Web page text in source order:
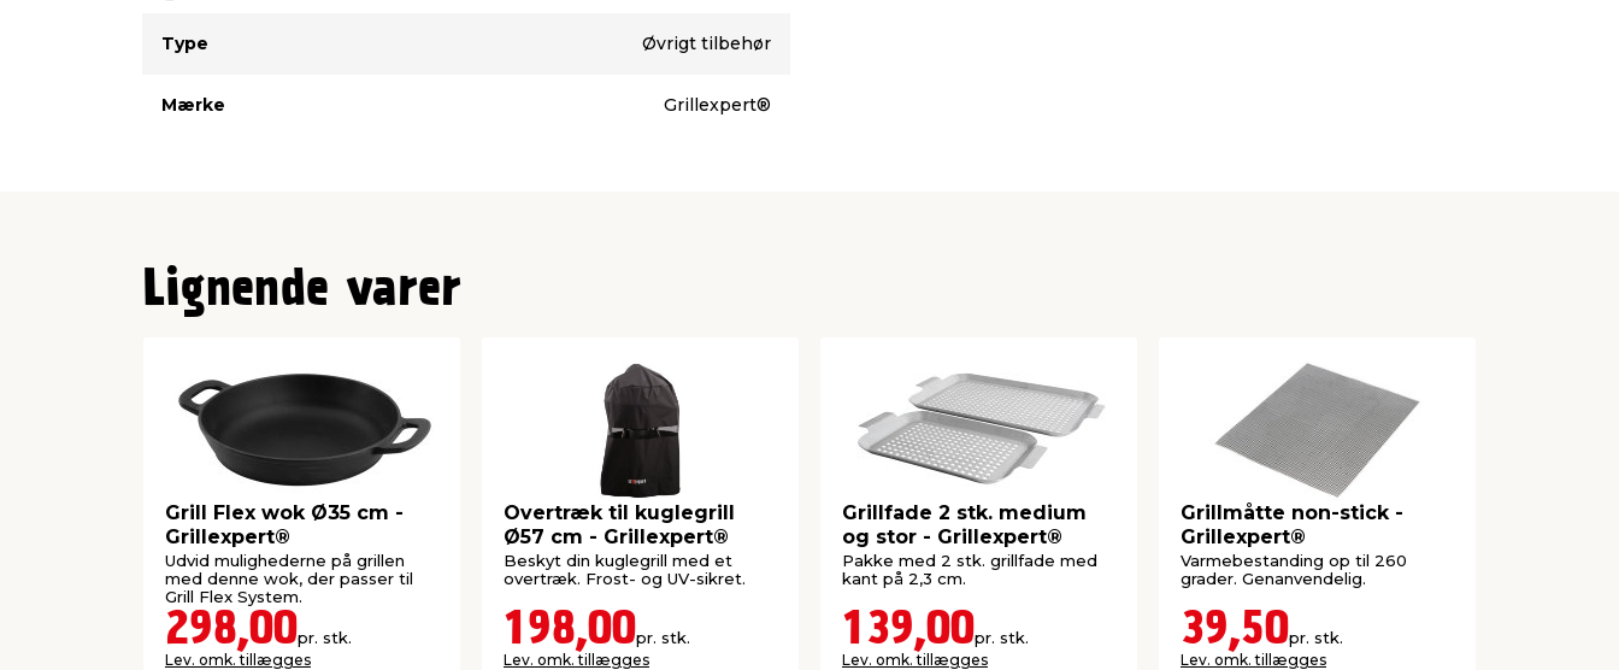
Type
Øvrigt tilbehør
Mærke Grillexpert®
Lignende varer
Grill Flex wok Ø35 cm -
Grillexpert®
Udvid mulighederne på grillen
med denne wok, der passer til
Grill Flex System.
298,00pr. stk.
Lev. omk. tillægges
Overtræk til kuglegrill
Ø57 cm - Grillexpert®
Beskyt din kuglegrill med et
overtræk. Frost- og UV-sikret.
198,00pr. stk.
Lev. omk. tillægges
Grillfade 2 stk. medium
og stor - Grillexpert®
Pakke med 2 stk. grillfade med
kant på 2,3 cm.
139,00pr. stk.
Lev. omk. tillægges
Grillmåtte non-stick -
Grillexpert®
Varmebestanding op til 260
grader. Genanvendelig.
39,50pr. stk.
Lev. omk. tillægges